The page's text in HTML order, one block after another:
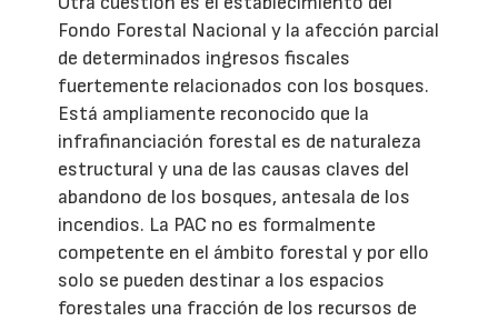
Fondo Forestal Nacional y la afección parcial
de determinados ingresos fiscales
fuertemente relacionados con los bosques.
Está ampliamente reconocido que la
infrafinanciación forestal es de naturaleza
estructural y una de las causas claves del
abandono de los bosques, antesala de los
incendios. La PAC no es formalmente
competente en el ámbito forestal y por ello
solo se pueden destinar a los espacios
forestales una fracción de los recursos de